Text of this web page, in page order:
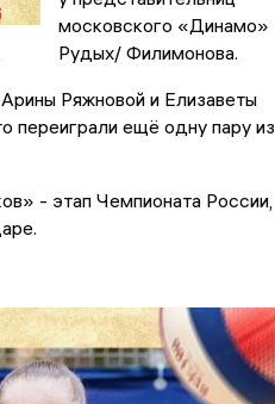
московского «Динамо»
Рудых/ Филимонова.
Ряжновой и Елизаветы
переиграли ещё одну пару из
- этап Чемпионата России,